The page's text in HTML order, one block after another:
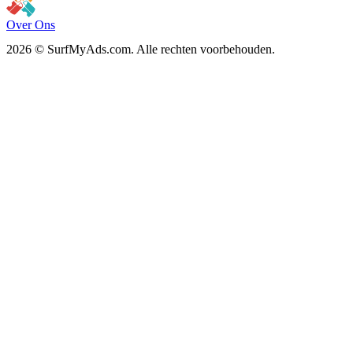
Over Ons
2026 © SurfMyAds.com. Alle rechten voorbehouden.